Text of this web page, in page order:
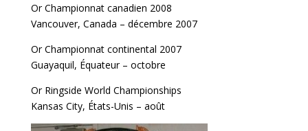
Or Championnat canadien 2008
Vancouver, Canada – décembre 2007
Or Championnat continental 2007
Guayaquil, Équateur – octobre
Or Ringside World Championships
Kansas City, États-Unis – août